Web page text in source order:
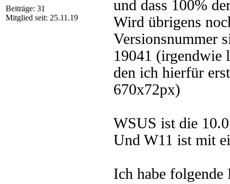
Beiträge: 31
Mitglied seit: 25.11.19
und dass 100%
Wird übrigens
Versionsnummer
19041 (irgendwie
den ich hierfür
670x72px)
WSUS ist die
Und W11 ist mit
Ich habe